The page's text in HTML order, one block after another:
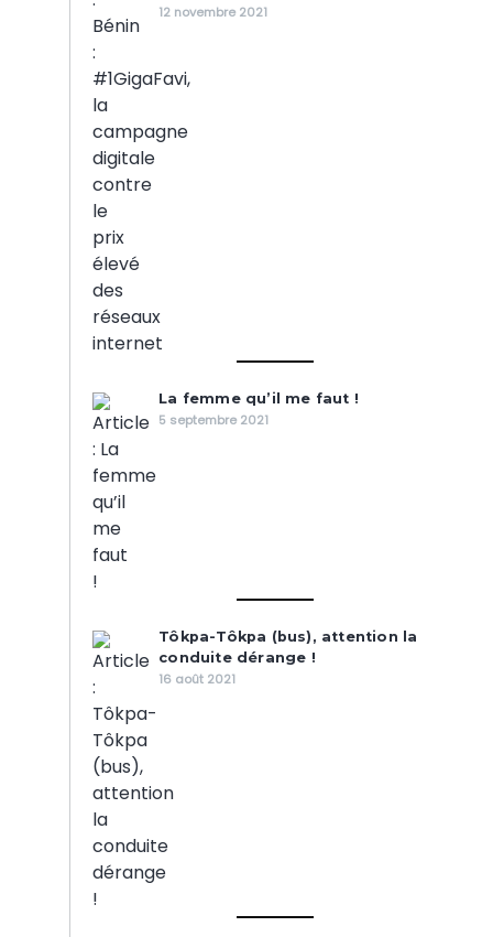
12 novembre 2021
La femme qu’il me faut !
5 septembre 2021
Tôkpa-Tôkpa (bus), attention la
conduite dérange !
16 août 2021